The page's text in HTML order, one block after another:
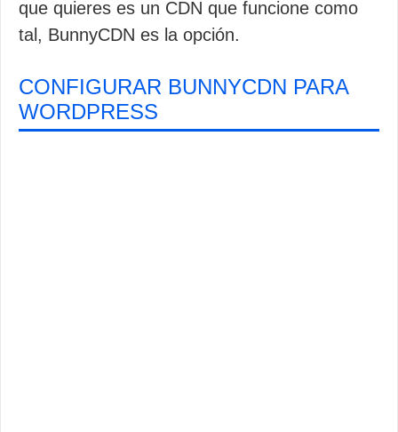
que quieres es un CDN que funcione como
tal, BunnyCDN es la opción.
CONFIGURAR BUNNYCDN PARA
WORDPRESS